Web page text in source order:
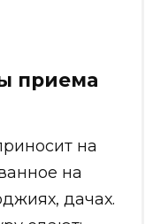
приема
на
на
дачах.